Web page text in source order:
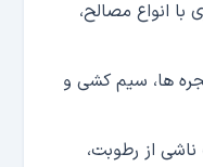
با انواع مصالح،
ها، سیم کشی و
ناشی از رطوبت،